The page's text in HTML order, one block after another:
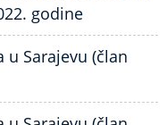
godine
u Sarajevu (član